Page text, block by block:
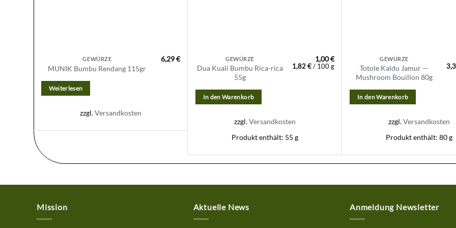
GEWÜRZE
MUNIK Bumbu Rendang 115gr
6,29€
Weiterlesen
zzgl.Versandkosten
GEWÜRZE
Dua Kuali Bumbu Rica-rica
55g
1,00€
1,82€/ 100g
In den Warenkorb
zzgl.Versandkosten
Produkt enthält: 55 g
GEWÜRZE
Totole Kaldu Jamur —
Mushroom Bouillon 80g
In den Warenkorb
zzgl.Versandkosten
Produkt enthält: 80g
Mission Aktuelle News Anmeldung Newsletter